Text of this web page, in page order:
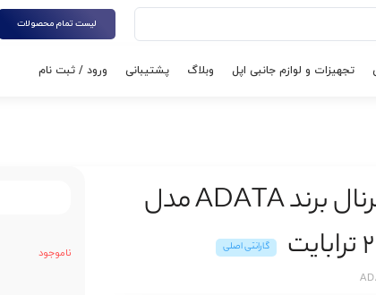
لیست تمام محصولات
تجهیزات و لوازم جانبی اپل وبلاگ پشتیبانی ورود / ثبت نام
هارد دیسک اکسترنال برند ADATA مدل
گارانتی اصلی ناموجود